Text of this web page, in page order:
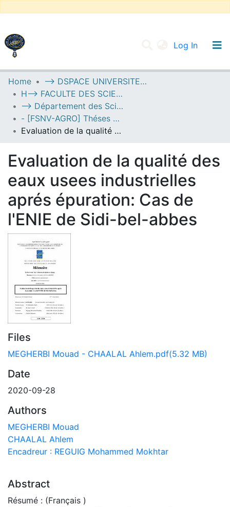
Log In
UNIVERSITY OF D.L SIDI BEL ABBES
Communities & Collections
All of DSpace
Statistics
Home
--> DSPACE UNIVERSITE DJILALLI LIABES DE SIDI BEL ABBES
H--> FACULTE DES SCIENCES DE LA NATURE ET DE LA VIE
--> Département des Sciences de l’Agronomie
- [FSNV-AGRO] Théses de Master II
Evaluation de la qualité des eaux usees industrielles aprés épuration: Cas de l'ENIE de Sidi-bel-abbes
Evaluation de la qualité des
eaux usees industrielles
aprés épuration: Cas de
l'ENIE de Sidi-bel-abbes
Files
MEGHERBI Mouad - CHAALAL Ahlem.pdf(5.32 MB)
Date
2020-09-28
Authors
MEGHERBI Mouad
CHAALAL Ahlem
Encadreur : REGUIG Mohammed Mokhtar
Abstract
Résumé : (Français )